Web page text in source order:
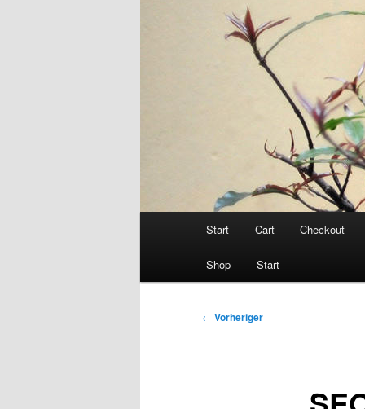
Start Cart Checkout
Shop Start
Beitragsnavigation
← Vorheriger